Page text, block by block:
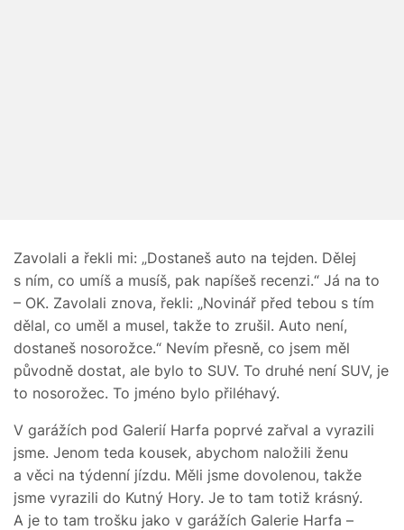
Zavolali a řekli mi: „Dostaneš auto na tejden. Dělej
s ním, co umíš a musíš, pak napíšeš recenzi.“ Já na to
– OK. Zavolali znova, řekli: „Novinář před tebou s tím
dělal, co uměl a musel, takže to zrušil. Auto není,
dostaneš nosorožce.“ Nevím přesně, co jsem měl
původně dostat, ale bylo to SUV. To druhé není SUV, je
to nosorožec. To jméno bylo přiléhavý.
V garážích pod Galerií Harfa poprvé zařval a vyrazili
jsme. Jenom teda kousek, abychom naložili ženu
a věci na týdenní jízdu. Měli jsme dovolenou, takže
jsme vyrazili do Kutný Hory. Je to tam totiž krásný.
A je to tam trošku jako v garážích Galerie Harfa –